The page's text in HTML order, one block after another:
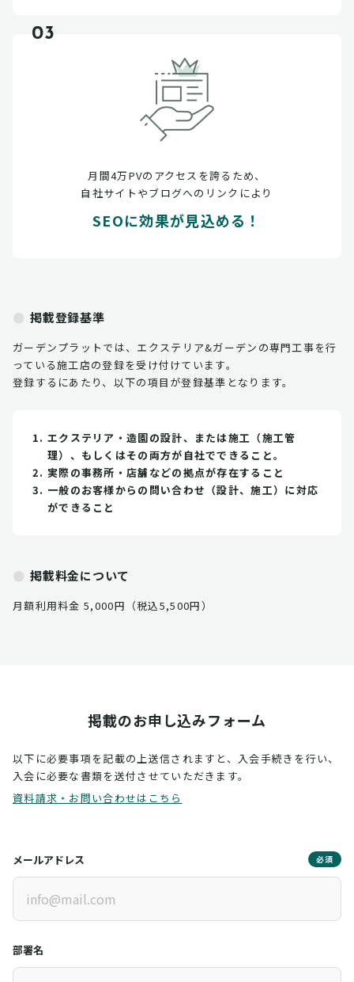
03
月間4万PVのアクセスを誇るため、
自社サイトやブログへのリンクにより
SEOに効果が見込める！
掲載登録基準
ガーデンプラットでは、エクステリア&ガーデンの専門工事を行
っている施工店の登録を受け付けています。
登録するにあたり、以下の項目が登録基準となります。
エクステリア・造園の設計、または施工（施工管
理）、もしくはその両方が自社でできること。
実際の事務所・店舗などの拠点が存在すること
一般のお客様からの問い合わせ（設計、施工）に対応
ができること
掲載料金について
月額利用料金 5,000円（税込5,500円）
掲載のお申し込みフォーム
以下に必要事項を記載の上送信されますと、入会手続きを行い、
入会に必要な書類を送付させていただきます。
資料請求・お問い合わせはこちら
メールアドレス 必須
部署名